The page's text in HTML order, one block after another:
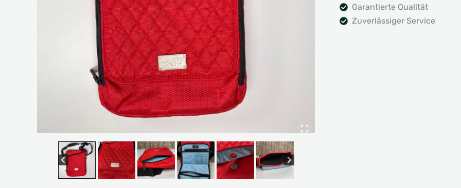
Garantierte Qualität
Zuverlässiger Service